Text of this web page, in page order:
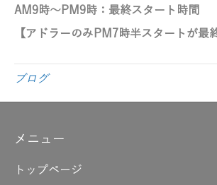
AM9時～PM9時：最終スタート時間
【アドラーのみ PM7時半スタートが最
ブログ
メニュー
トップページ